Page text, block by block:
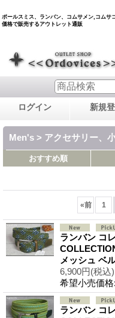
ポールスミス、ランバン、コムサメン,コムサ
価格で販売するアウトレット通販
ログイン 新規
Men's > アクセサリー、
おすすめ順
«前 1
ランバン コ
メッシュ ベ
6,900円(税込)
希望小売価格:
ランバン コ